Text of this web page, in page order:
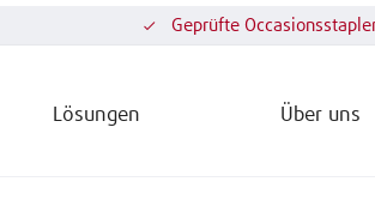
Lösungen Über uns
Geprüfte